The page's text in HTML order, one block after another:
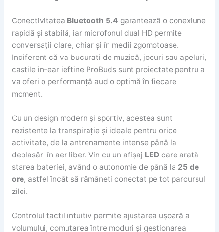
Conectivitatea Bluetooth 5.4 garantează o conexiune
rapidă și stabilă, iar microfonul dual HD permite
conversații clare, chiar și în medii zgomotoase.
Indiferent că va bucurati de muzică, jocuri sau apeluri,
castile in-ear ieftine ProBuds sunt proiectate pentru a
va oferi o performanță audio optimă în fiecare
moment.
Cu un design modern și sportiv, acestea sunt
rezistente la transpirație și ideale pentru orice
activitate, de la antrenamente intense până la
deplasări în aer liber. Vin cu un afișaj LED care arată
starea bateriei, având o autonomie de până la 25 de
ore, astfel încât să rămâneti conectat pe tot parcursul
zilei.
Controlul tactil intuitiv permite ajustarea ușoară a
volumului, comutarea între moduri și gestionarea